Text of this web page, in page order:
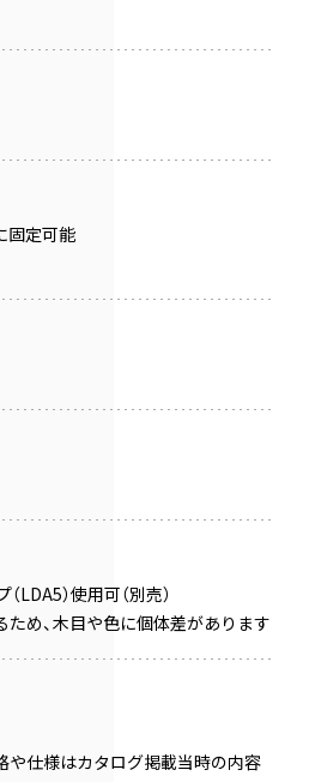
固定可能
）使用可（別売）
め、木目や色に個体差があります
仕様はカタログ掲載当時の内容